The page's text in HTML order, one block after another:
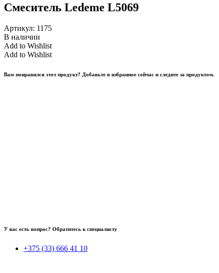
Смеситель Ledeme L5069
Артикул: 1175
В наличии
Add to Wishlist
Add to Wishlist
Вам понравился этот продукт? Добавьте в избранное сейчас и следите за продуктом.
У вас есть вопрос? Обратитесь к специалисту
+375 (33) 666 41 10